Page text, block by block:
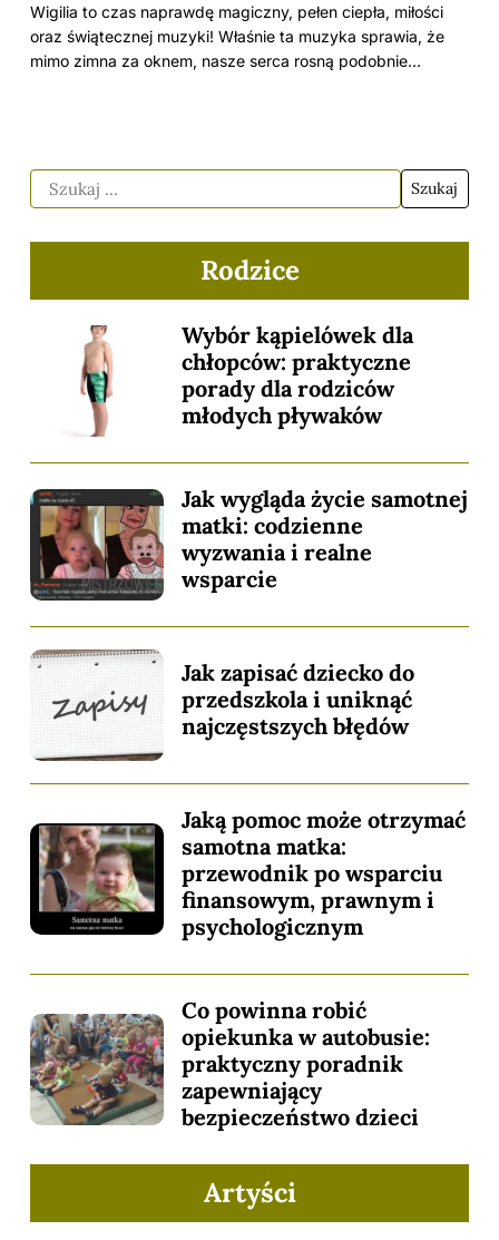
Wigilia to czas naprawdę magiczny, pełen ciepła, miłości
oraz świątecznej muzyki! Właśnie ta muzyka sprawia, że
mimo zimna za oknem, nasze serca rosną podobnie…
Rodzice
Wybór kąpielówek dla
chłopców: praktyczne
porady dla rodziców
młodych pływaków
Jak wygląda życie samotnej
matki: codzienne
wyzwania i realne
wsparcie
Jak zapisać dziecko do
przedszkola i uniknąć
najczęstszych błędów
Jaką pomoc może otrzymać
samotna matka:
przewodnik po wsparciu
finansowym, prawnym i
psychologicznym
Co powinna robić
opiekunka w autobusie:
praktyczny poradnik
zapewniający
bezpieczeństwo dzieci
Artyści